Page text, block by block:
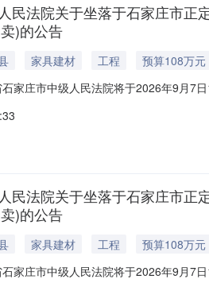
民法院关于坐落于石家庄市
)的公告
家具建材 工程
预算108万元
家庄市中级人民法院将于2026年9月7
号，用途：住宅。起拍价：108万元，
民法院关于坐落于石家庄市
)的公告
家具建材 工程
预算108万元
家庄市中级人民法院将于2026年9月7